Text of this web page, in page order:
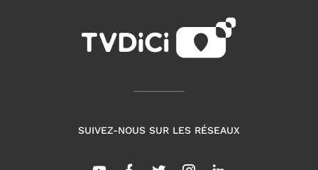
SUIVEZ-NOUS SUR LES RÉSEAUX